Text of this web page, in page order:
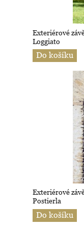
Exteriérové
Loggiato
Do košíku
Exteriérové
Postierla
Do košíku